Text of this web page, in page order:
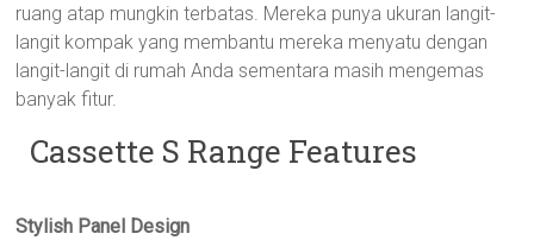
ruang atap mungkin terbatas. Mereka punya ukuran langit-
langit kompak yang membantu mereka menyatu dengan
langit-langit di rumah Anda sementara masih mengemas
banyak fitur.
Cassette S Range Features
Stylish Panel Design